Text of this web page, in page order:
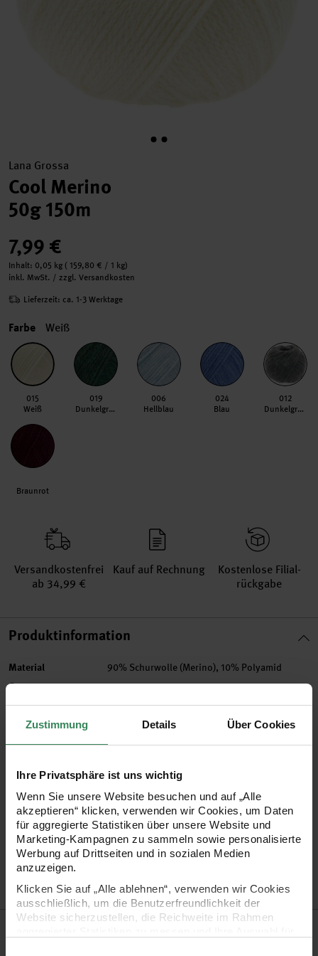
Zustimmung Details Über Cookies
Ihre Privatsphäre ist uns wichtig
Wenn Sie unsere Website besuchen und auf „Alle
akzeptieren“ klicken, verwenden wir Cookies, um Daten
für aggregierte Statistiken über unsere Website und
Marketing-Kampagnen zu sammeln sowie personalisierte
Werbung auf Drittseiten und in sozialen Medien
anzuzeigen.
Klicken Sie auf „Alle ablehnen“, verwenden wir Cookies
ausschließlich, um die Benutzerfreundlichkeit der
Website sicherzustellen, die Reichweite im Rahmen
Lana Grossa
Cool Merino
50g 150m
7,99 €
Inhalt: 0,05 kg ( 159,80 € / 1 kg)
inkl. MwSt. / zzgl. Versandkosten
Lieferzeit: ca. 1-3 Werktage
Farbe Weiß
015
Weiß
019
Dunkelgrün
006
Hellblau
024
Blau
012
Dunkelgrau
Braunrot
Versand­kosten­frei
ab 34,99 €
Kauf auf Rechnung
Kosten­lose Filial­
rückgabe
Produktinformation
Material 90% Schurwolle (Merino), 10% Polyamid
Grammatur 50g
Lauflänge in m 150
Maschenprobe 17M und 23R = 10x10cm
Nadelstärke in mm 5,5 - 6 mm
Pflegehinweise
Mehr Informationen zu Pflegehinweisen
Artikel-Nr.3048068
Bestell-Nr. 3508817
Produktbeschreibung